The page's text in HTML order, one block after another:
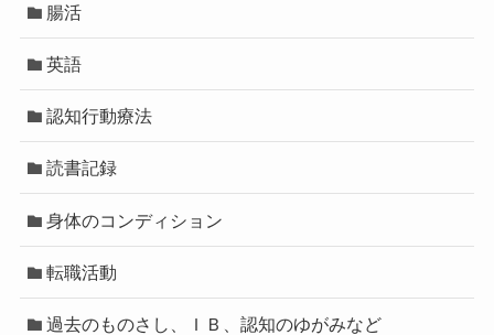
腸活
英語
認知行動療法
読書記録
身体のコンディション
転職活動
過去のものさし、ＩＢ、認知のゆがみなど